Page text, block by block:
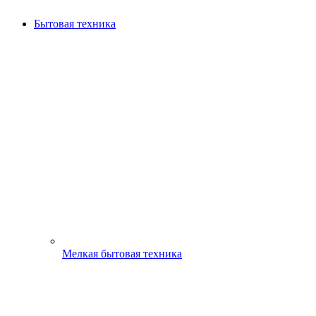
Бытовая техника
Мелкая бытовая техника